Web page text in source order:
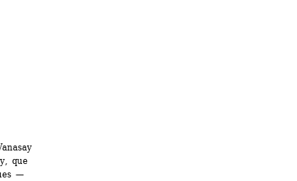
que
—